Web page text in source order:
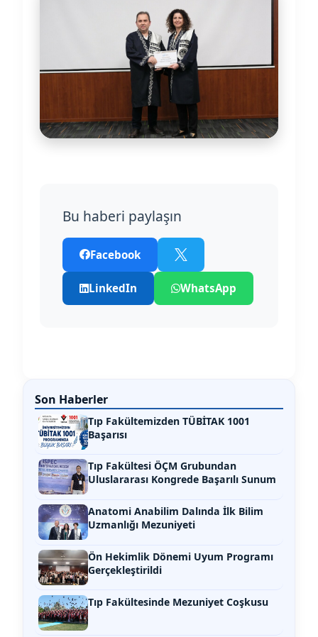
Bu haberi paylaşın
Facebook
LinkedIn WhatsApp
Son Haberler
Tıp Fakültemizden TÜBİTAK 1001
Başarısı
Tıp Fakültesi ÖÇM Grubundan
Uluslararası Kongrede Başarılı Sunum
Anatomi Anabilim Dalında İlk Bilim
Uzmanlığı Mezuniyeti
Ön Hekimlik Dönemi Uyum Programı
Gerçekleştirildi
Tıp Fakültesinde Mezuniyet Coşkusu